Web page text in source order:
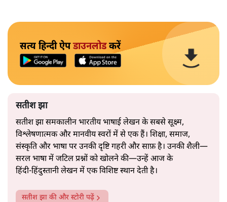
सत्य हिन्दी ऐपडाउनलोडकरें
सतीश झा
सतीश झा समकालीन भारतीय भाषाई लेखन के सबसे सूक्ष्म,
विश्लेषणात्मक और मानवीय स्वरों में से एक हैं। शिक्षा, समाज,
संस्कृति और भाषा पर उनकी दृष्टि गहरी और साफ़ है। उनकी शैली—
सरल भाषा में जटिल प्रश्नों को खोलने की—उन्हें आज के
हिंदी‑हिंदुस्तानी लेखन में एक विशिष्ट स्थान देती है।
सतीश झा की और स्टोरी पढ़ें